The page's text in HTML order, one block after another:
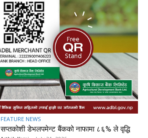
FEATURE NEWS
सप्तकोशी डेभलपमेन्ट बैंकको नाफामा ८६% ले वृद्धि